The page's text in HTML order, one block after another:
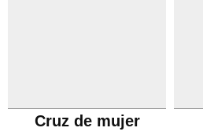
Cruz de mujer